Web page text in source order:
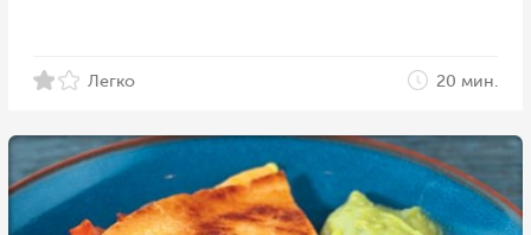
Легко 20 мин.